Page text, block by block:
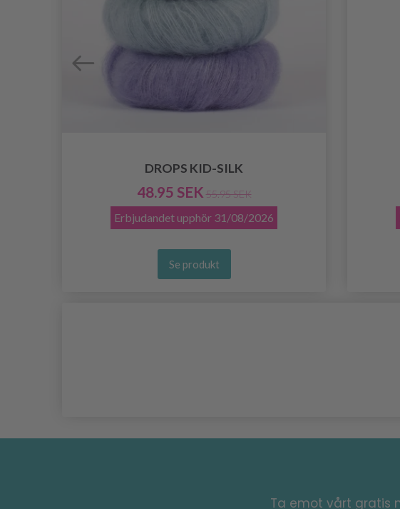
DROPS KID-SILK
48.95 SEK 55.95 SEK
Erbjudandet upphör 31/08/2026
Se produkt
Ta emot vårt gratis